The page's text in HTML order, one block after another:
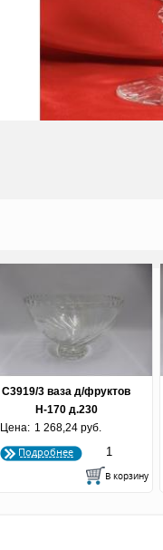
С3919/3 ваза д/фруктов
Н-170 д.230
Цена: 1 268,24 руб.
Подробнее